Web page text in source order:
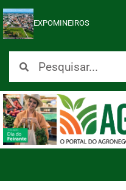
EXPOMINEIROS